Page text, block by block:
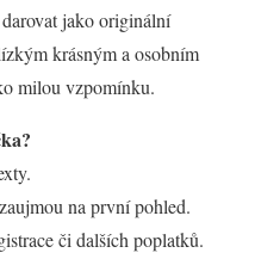
jako originální
krásným a osobním
milou vzpomínku.
na první pohled.
či dalších poplatků.